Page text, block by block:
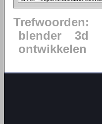
Trefwoorden:
blender
3d
ontwikkelen